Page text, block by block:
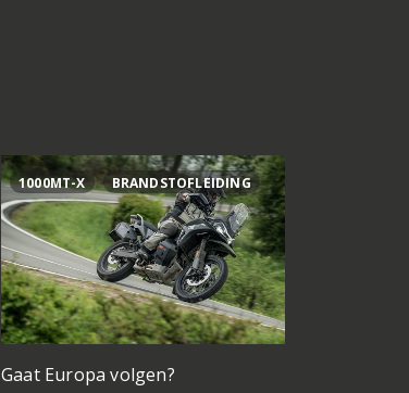
1000MT-X BRANDSTOFLEIDING
Gaat Europa volgen?